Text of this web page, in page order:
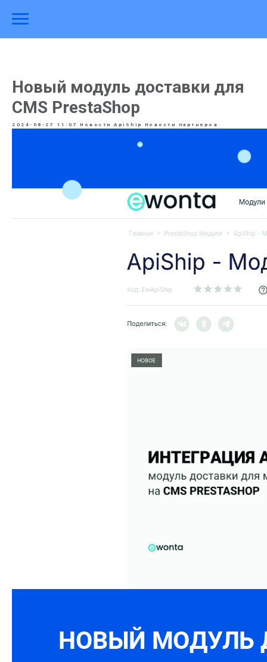
Новый модуль доставки для
CMS PrestaShop
2024-08-27 11:07 Новости ApiShip Новости партнеров